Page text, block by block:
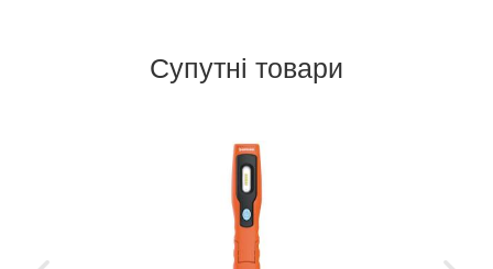
Супутні товари